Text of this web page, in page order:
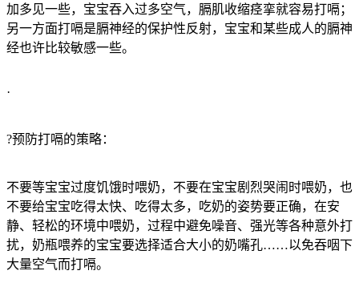
加多见一些，宝宝吞入过多空气，膈肌收缩痉挛就容易打嗝；
另一方面打嗝是膈神经的保护性反射，宝宝和某些成人的膈神
经也许比较敏感一些。
·
?预防打嗝的策略：
不要等宝宝过度饥饿时喂奶，不要在宝宝剧烈哭闹时喂奶，也
不要给宝宝吃得太快、吃得太多，吃奶的姿势要正确，在安
静、轻松的环境中喂奶，过程中避免噪音、强光等各种意外打
扰，奶瓶喂养的宝宝要选择适合大小的奶嘴孔……以免吞咽下
大量空气而打嗝。